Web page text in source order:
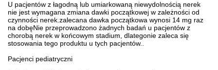
U pacjentów z łagodną lub umiarkowaną niewydolnością nerek
nie jest wymagana zmiana dawki początkowej w zależności od
czynności nerek.zalecana dawka początkowa wynosi 14 mg raz
na dobęNie przeprowadzono żadnych badań u pacjentów z
chorobą nerek w końcowym stadium, dlategonie zaleca się
stosowania tego produktu u tych pacjentów..
Pacjenci pediatryczni